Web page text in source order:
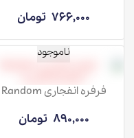
766,000 تومان
ناموجود
فرفره انفجاری Random
890,000 تومان